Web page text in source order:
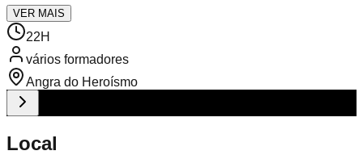
VER MAIS
22H
vários formadores
Angra do Heroísmo
Local